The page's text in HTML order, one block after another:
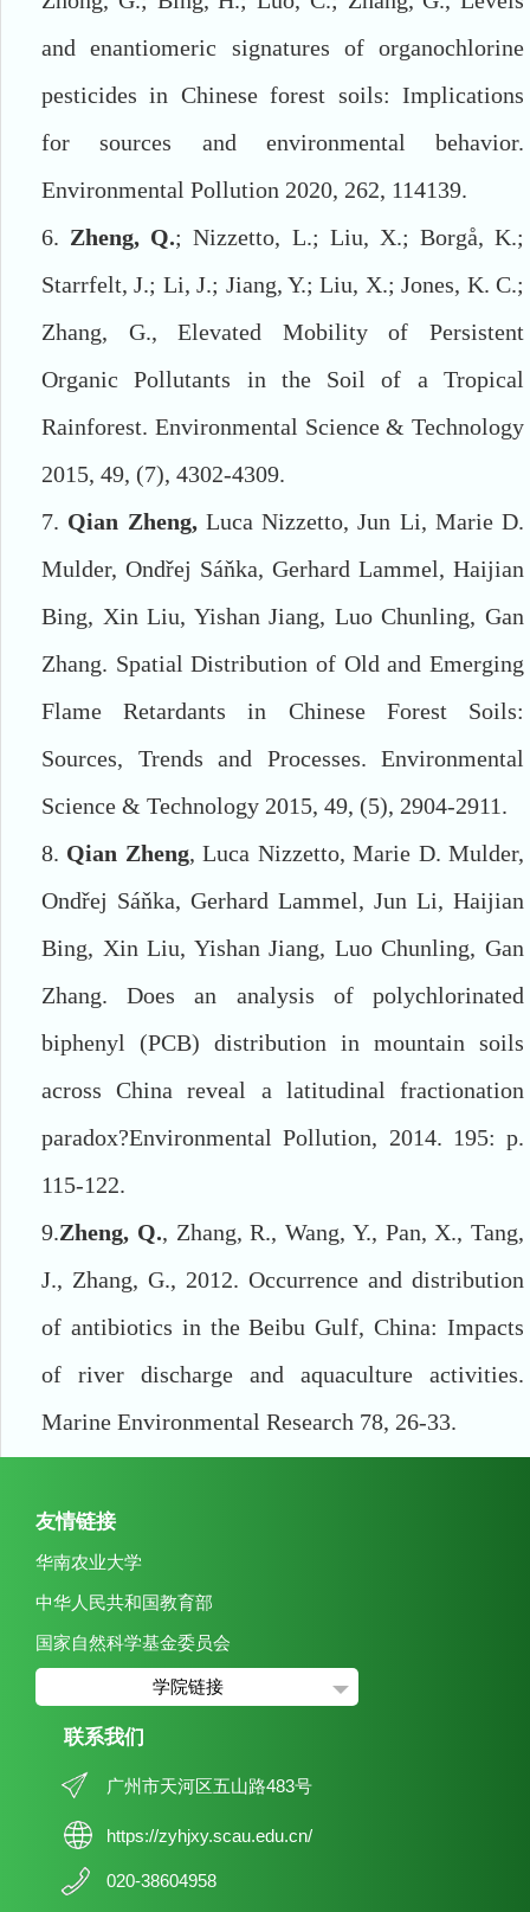
and enantiomeric signatures of organochlorine
pesticides in Chinese forest soils: Implications
for sources and environmental behavior.
Environmental Pollution 2020, 262, 114139.
6. Zheng, Q.; Nizzetto, L.; Liu, X.; Borgå, K.;
Starrfelt, J.; Li, J.; Jiang, Y.; Liu, X.; Jones, K. C.;
Zhang, G., Elevated Mobility of Persistent
Organic Pollutants in the Soil of a Tropical
Rainforest. Environmental Science & Technology
2015, 49, (7), 4302-4309.
7. Qian Zheng, Luca Nizzetto, Jun Li, Marie D.
Mulder, Ondřej Sáňka, Gerhard Lammel, Haijian
Bing, Xin Liu, Yishan Jiang, Luo Chunling, Gan
Zhang. Spatial Distribution of Old and Emerging
Flame Retardants in Chinese Forest Soils:
Sources, Trends and Processes. Environmental
Science & Technology 2015, 49, (5), 2904-2911.
8. Qian Zheng, Luca Nizzetto, Marie D. Mulder,
Ondřej Sáňka, Gerhard Lammel, Jun Li, Haijian
Bing, Xin Liu, Yishan Jiang, Luo Chunling, Gan
Zhang. Does an analysis of polychlorinated
biphenyl (PCB) distribution in mountain soils
across China reveal a latitudinal fractionation
paradox?Environmental Pollution, 2014. 195: p.
115-122.
9.Zheng, Q., Zhang, R., Wang, Y., Pan, X., Tang,
J., Zhang, G., 2012. Occurrence and distribution
of antibiotics in the Beibu Gulf, China: Impacts
of river discharge and aquaculture activities.
Marine Environmental Research 78, 26-33.
友情链接
华南农业大学
中华人民共和国教育部
国家自然科学基金委员会
学院链接
联系我们
广州市天河区五山路483号
https://zyhjxy.scau.edu.cn/
020-38604958